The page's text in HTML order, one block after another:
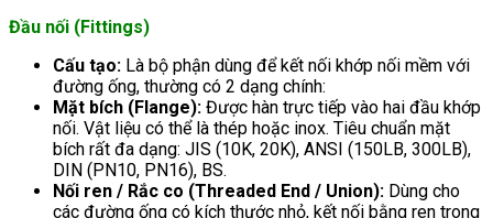
Đầu nối (Fittings)
Cấu tạo: Là bộ phận dùng để kết nối khớp nối mềm với
đường ống, thường có 2 dạng chính:
Mặt bích (Flange): Được hàn trực tiếp vào hai đầu khớp
nối. Vật liệu có thể là thép hoặc inox. Tiêu chuẩn mặt
bích rất đa dạng: JIS (10K, 20K), ANSI (150LB, 300LB),
DIN (PN10, PN16), BS.
Nối ren / Rắc co (Threaded End / Union): Dùng cho
các đường ống có kích thước nhỏ, kết nối bằng ren trong